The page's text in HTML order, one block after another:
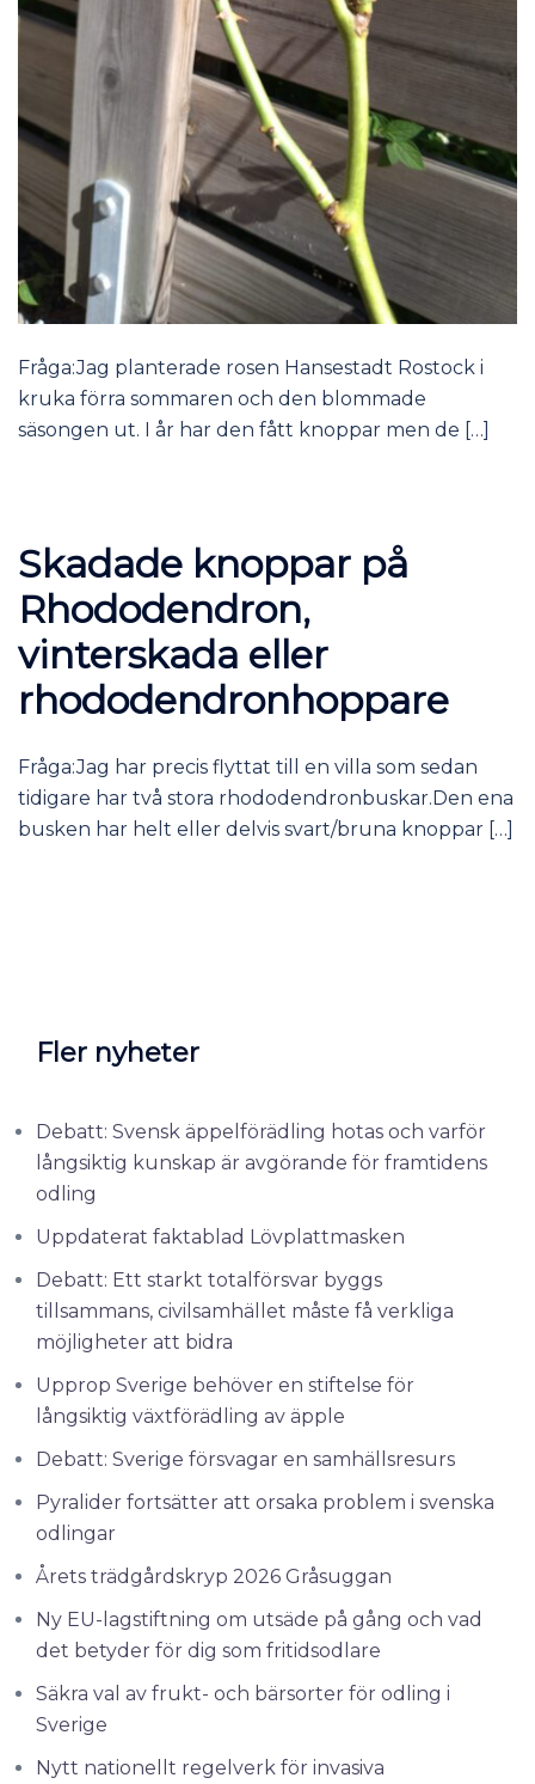
Fråga:Jag planterade rosen Hansestadt Rostock i
kruka förra sommaren och den blommade
säsongen ut. I år har den fått knoppar men de […]
Skadade knoppar på
Rhododendron,
vinterskada eller
rhododendronhoppare
Fråga:Jag har precis flyttat till en villa som sedan
tidigare har två stora rhododendronbuskar.Den ena
busken har helt eller delvis svart/bruna knoppar […]
Fler nyheter
Debatt: Svensk äppelförädling hotas och varför
långsiktig kunskap är avgörande för framtidens
odling
Uppdaterat faktablad Lövplattmasken
Debatt: Ett starkt totalförsvar byggs
tillsammans, civilsamhället måste få verkliga
möjligheter att bidra
Upprop Sverige behöver en stiftelse för
långsiktig växtförädling av äpple
Debatt: Sverige försvagar en samhällsresurs
Pyralider fortsätter att orsaka problem i svenska
odlingar
Årets trädgårdskryp 2026 Gråsuggan
Ny EU-lagstiftning om utsäde på gång och vad
det betyder för dig som fritidsodlare
Säkra val av frukt- och bärsorter för odling i
Sverige
Nytt nationellt regelverk för invasiva